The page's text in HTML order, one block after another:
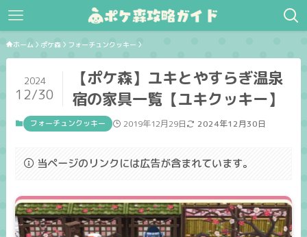
ホーム ポケ森 フォーチュンクッキー
【ポケ森】ユキとやすらぎ温泉
宿の家具一覧【ユキクッキー】
2024
12/30
フォーチュンクッキー 2019年12月29日 2024年12月30日
当ページのリンクには広告が含まれています。